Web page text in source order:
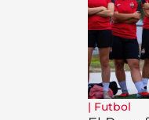
| Futbol